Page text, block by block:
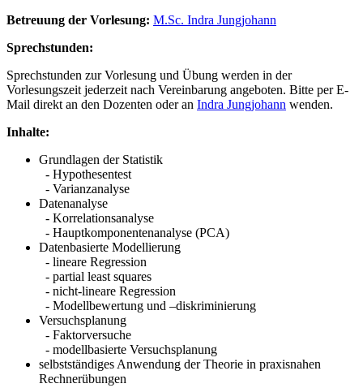
Betreuung der Vorlesung: M.Sc. Indra Jungjohann
Sprechstunden:
Sprechstunden zur Vorlesung und Übung werden in der
Vorlesungszeit jederzeit nach Vereinbarung angeboten. Bitte per E-
Mail direkt an den Dozenten oder an Indra Jungjohann wenden.
Inhalte:
Grundlagen der Statistik
- Hypothesentest
- Varianzanalyse
Datenanalyse
- Korrelationsanalyse
- Hauptkomponentenanalyse (PCA)
Datenbasierte Modellierung
- lineare Regression
- partial least squares
- nicht-lineare Regression
- Modellbewertung und –diskriminierung
Versuchsplanung
- Faktorversuche
- modellbasierte Versuchsplanung
selbstständiges Anwendung der Theorie in praxisnahen
Rechnerübungen